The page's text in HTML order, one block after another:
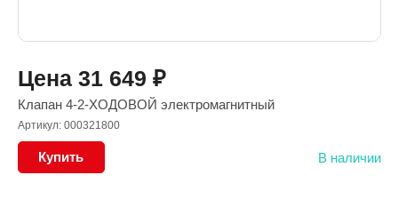
Цена 31 649 ₽
Клапан 4-2-ХОДОВОЙ электромагнитный
Артикул: 000321800
Купить В наличии